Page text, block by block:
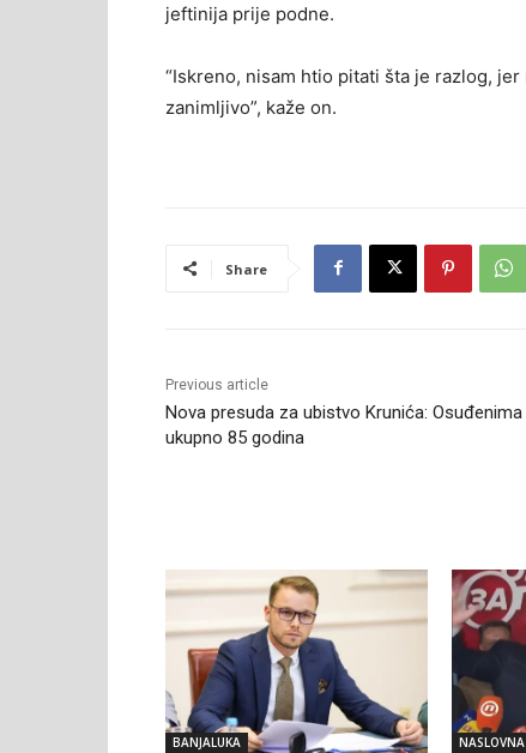
jeftinija prije podne.
“Iskreno, nisam htio pitati šta je razlog,
zanimljivo”, kaže on.
Share
Previous article
Nova presuda za ubistvo Krunića: Osuđenima
ukupno 85 godina
BANJALUKA NASLOVNA